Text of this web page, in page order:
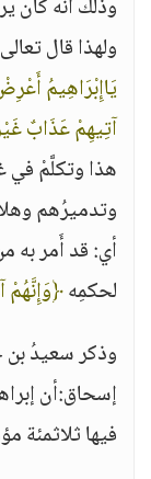
وذلك أنه كان
ولهذا قال
يَاإِبْرَاهِيمُ
آتِيهِمْ عَذَابٌ
هذا وتكلَّمْ في
وتدميرُهم
أي: قد أَمر به
لحكمِه
وذكر سعيدُ بن
إسحاق:أن
فيها ثلاثمئة